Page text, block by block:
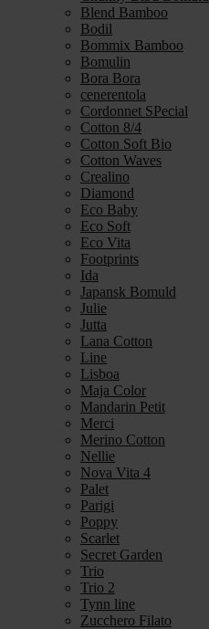
Blend Bamboo
Bodil
Bommix Bamboo
Bomulin
Bora Bora
cenerentola
Cordonnet SPecial
Cotton 8/4
Cotton Soft Bio
Cotton Waves
Crealino
Diamond
Eco Baby
Eco Soft
Eco Vita
Footprints
Ida
Japansk Bomuld
Julie
Jutta
Lana Cotton
Line
Lisboa
Maja Color
Mandarin Petit
Merci
Merino Cotton
Nellie
Nova Vita 4
Palet
Parigi
Poppy
Scarlet
Secret Garden
Trio
Trio 2
Tynn line
Zucchero Filato